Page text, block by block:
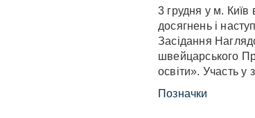
3 грудня у м. Київ
досягнень і
Засідання
швейцарського
освіти». Участь у
Позначки